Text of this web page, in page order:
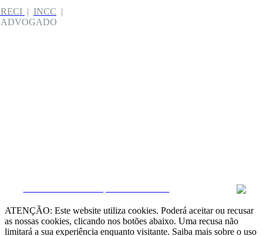
| INCC |
ATENÇÃO: Este website utiliza cookies. Poderá aceitar ou recusar
as nossas cookies, clicando nos botões abaixo. Uma recusa não
limitará a sua experiência enquanto visitante. Saiba mais sobre o uso